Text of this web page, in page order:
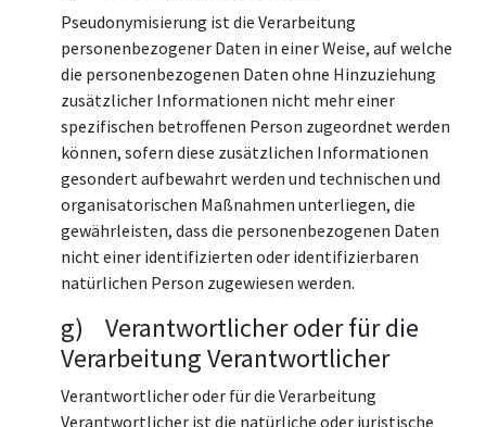
Pseudonymisierung ist die Verarbeitung
personenbezogener Daten in einer Weise, auf welche
die personenbezogenen Daten ohne Hinzuziehung
zusätzlicher Informationen nicht mehr einer
spezifischen betroffenen Person zugeordnet werden
können, sofern diese zusätzlichen Informationen
gesondert aufbewahrt werden und technischen und
organisatorischen Maßnahmen unterliegen, die
gewährleisten, dass die personenbezogenen Daten
nicht einer identifizierten oder identifizierbaren
natürlichen Person zugewiesen werden.
g) Verantwortlicher oder für die
Verarbeitung Verantwortlicher
Verantwortlicher oder für die Verarbeitung
Verantwortlicher ist die natürliche oder juristische